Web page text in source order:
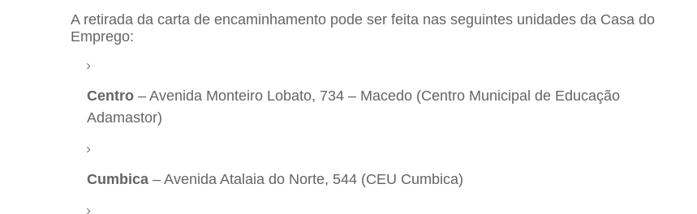
A retirada da carta de encaminhamento pode ser feita nas seguintes unidades da Casa do
Emprego:
Centro – Avenida Monteiro Lobato, 734 – Macedo (Centro Municipal de Educação
Adamastor)
Cumbica – Avenida Atalaia do Norte, 544 (CEU Cumbica)